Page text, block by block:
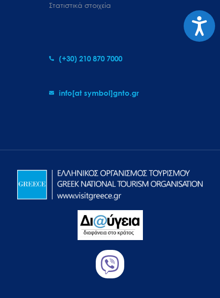
Στατιστικά στοιχεία
(+30) 210 870 7000
info[at symbol]gnto.gr